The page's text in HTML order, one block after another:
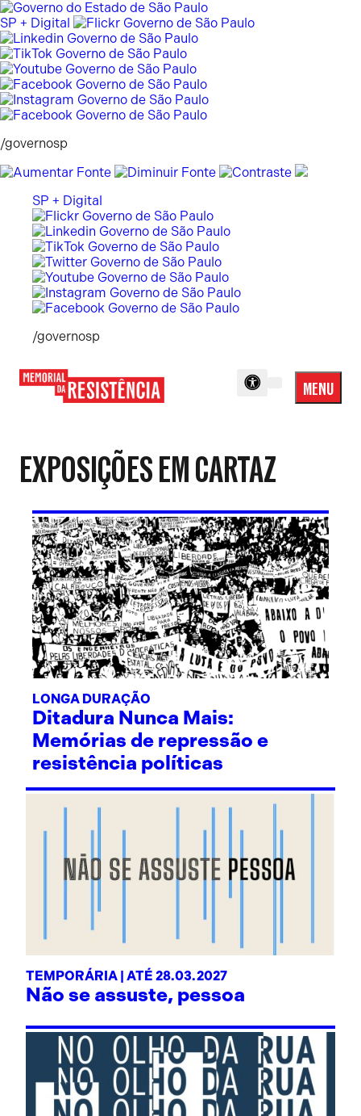
Pular
para
o
conteúdo
SP + Digital
/governosp
SP + Digital
/governosp
MENU
Menu
EXPOSIÇÕES EM CARTAZ
LONGA DURAÇÃO
Ditadura Nunca Mais:
Memórias de repressão e
resistência políticas
TEMPORÁRIA | ATÉ 28.03.2027
Não se assuste, pessoa